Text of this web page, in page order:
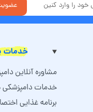
خدمات
مشاوره آنلاین
خدمات
برنامه غذایی